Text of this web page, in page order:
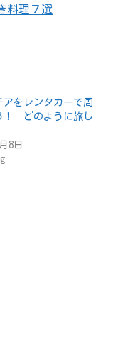
料理７選
アをレンタカーで周
！ どのように旅し
8日